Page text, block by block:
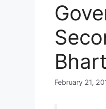
February 21,